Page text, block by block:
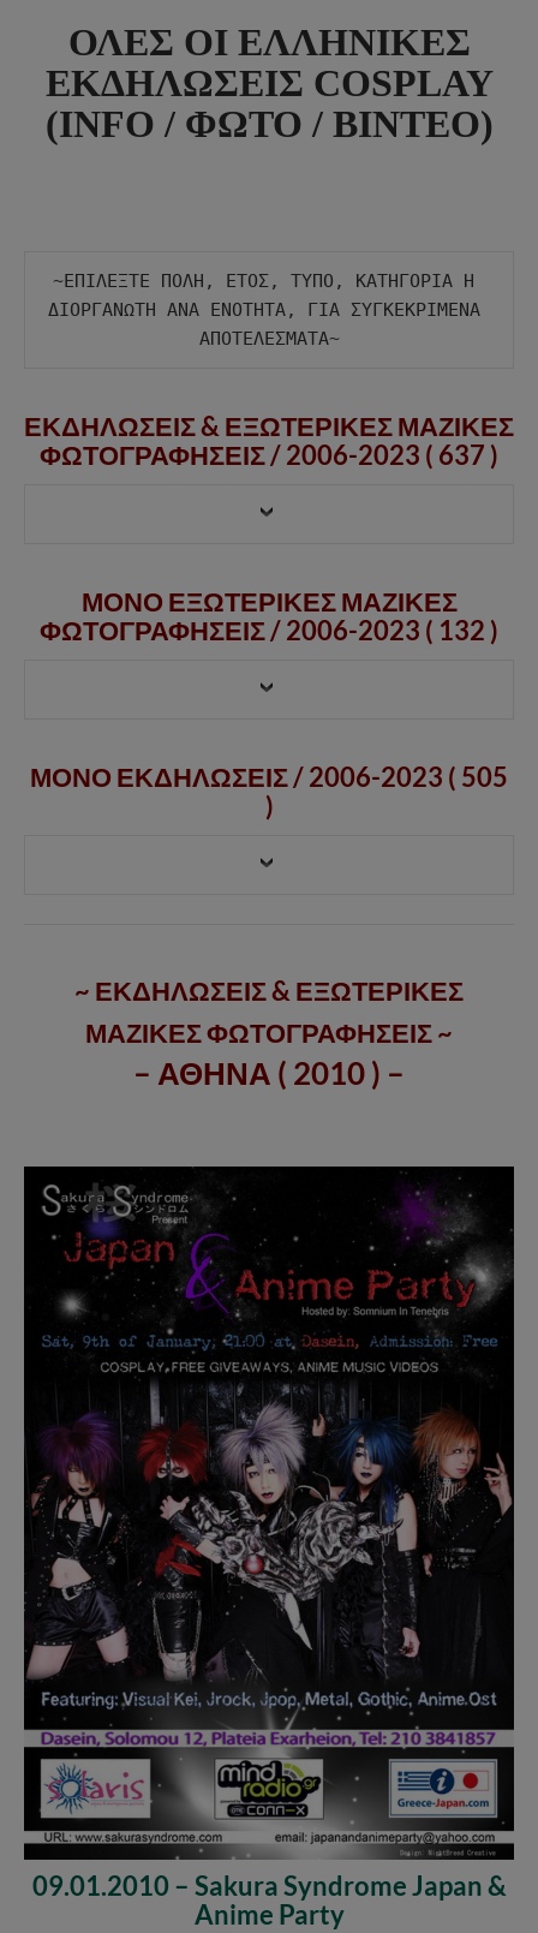
ΟΛΕΣ ΟΙ ΕΛΛΗΝΙΚΕΣ
ΕΚΔΗΛΩΣΕΙΣ COSPLAY
(INFO / ΦΩΤΟ / ΒΙΝΤΕΟ)
~ΕΠΙΛΕΞΤΕ ΠΟΛΗ, ΕΤΟΣ, ΤΥΠΟ, ΚΑΤΗΓΟΡΙΑ Η
ΔΙΟΡΓΑΝΩΤΗ ΑΝΑ ΕΝΟΤΗΤΑ, ΓΙΑ ΣΥΓΚΕΚΡΙΜΕΝΑ
ΑΠΟΤΕΛΕΣΜΑΤΑ~
ΕΚΔΗΛΩΣΕΙΣ & ΕΞΩΤΕΡΙΚΕΣ ΜΑΖΙΚΕΣ
ΦΩΤΟΓΡΑΦΗΣΕΙΣ /2006-2023 ( 637 )
ΜΟΝΟ ΕΞΩΤΕΡΙΚΕΣ ΜΑΖΙΚΕΣ
ΦΩΤΟΓΡΑΦΗΣΕΙΣ /2006-2023 ( 132 )
ΜΟΝΟ ΕΚΔΗΛΩΣΕΙΣ / 2006-2023 ( 505
)
~ ΕΚΔΗΛΩΣΕΙΣ & ΕΞΩΤΕΡΙΚΕΣ
ΜΑΖΙΚΕΣ ΦΩΤΟΓΡΑΦΗΣΕΙΣ ~
– ΑΘΗΝΑ ( 2010 ) –
09.01.2010 – Sakura Syndrome Japan &
Anime Party